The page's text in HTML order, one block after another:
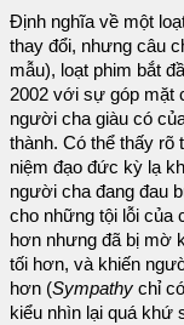
Định nghĩa về một
thay đổi, nhưng câu
mẫu), loạt phim bắt
2002 với sự góp mặt
người cha giàu có
thành. Có thể thấy rõ
niệm đạo đức kỳ lạ
người cha đang đau
cho những tội lỗi của
hơn nhưng đã bị mờ
tối hơn, và khiến
hơn (Sympathy chỉ
kiểu nhìn lại quá khứ